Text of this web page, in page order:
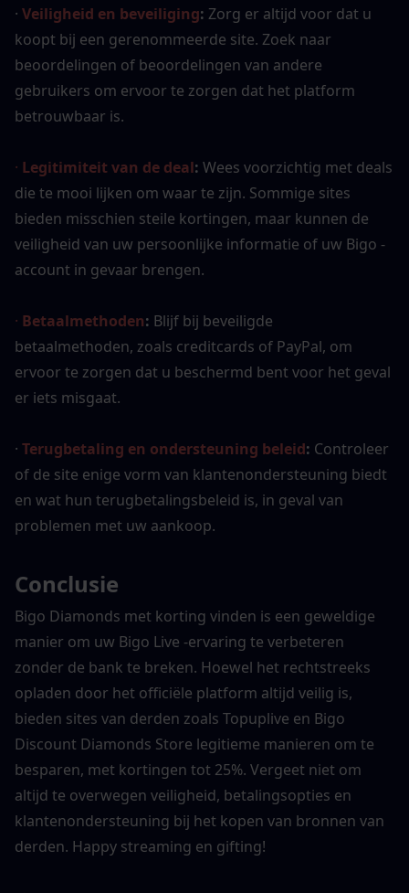
· Veiligheid en beveiliging: Zorg er altijd voor dat u
koopt bij een gerenommeerde site. Zoek naar
beoordelingen of beoordelingen van andere
gebruikers om ervoor te zorgen dat het platform
betrouwbaar is.
· Legitimiteit van de deal: Wees voorzichtig met deals
die te mooi lijken om waar te zijn. Sommige sites
bieden misschien steile kortingen, maar kunnen de
veiligheid van uw persoonlijke informatie of uw Bigo -
account in gevaar brengen.
· Betaalmethoden: Blijf bij beveiligde
betaalmethoden, zoals creditcards of PayPal, om
ervoor te zorgen dat u beschermd bent voor het geval
er iets misgaat.
· Terugbetaling en ondersteuning beleid: Controleer
of de site enige vorm van klantenondersteuning biedt
en wat hun terugbetalingsbeleid is, in geval van
problemen met uw aankoop.
Conclusie
Bigo Diamonds met korting vinden is een geweldige
manier om uw Bigo Live -ervaring te verbeteren
zonder de bank te breken. Hoewel het rechtstreeks
opladen door het officiële platform altijd veilig is,
bieden sites van derden zoals Topuplive en Bigo
Discount Diamonds Store legitieme manieren om te
besparen, met kortingen tot 25%. Vergeet niet om
altijd te overwegen veiligheid, betalingsopties en
klantenondersteuning bij het kopen van bronnen van
derden. Happy streaming en gifting!